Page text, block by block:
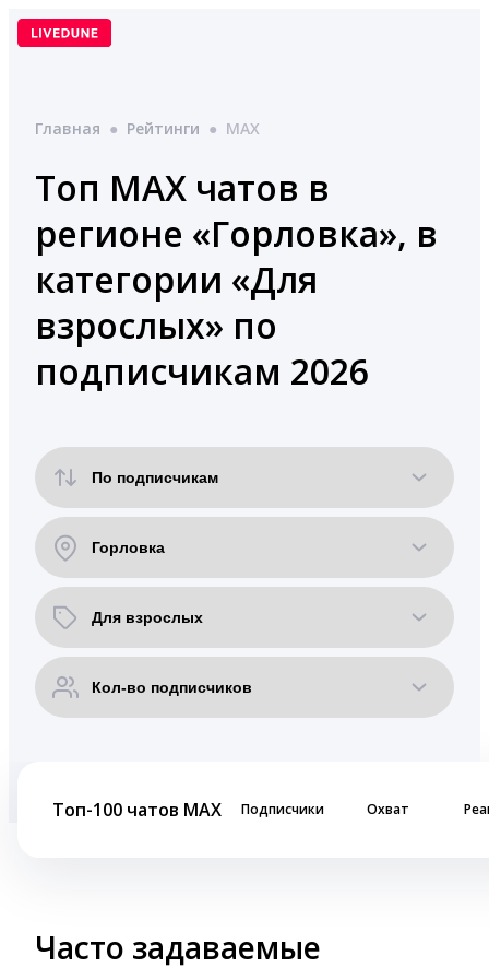
Перейти
Главная ● Рейтинги ● MAX
Топ MAX чатов в
регионе «Горловка», в
категории «Для
взрослых» по
подписчикам 2026
Топ-100 чатов MAX Подписчики Охват
Часто задаваемые